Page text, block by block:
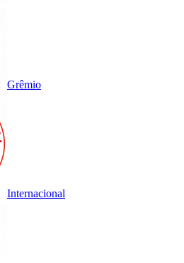
Grêmio
Internacional